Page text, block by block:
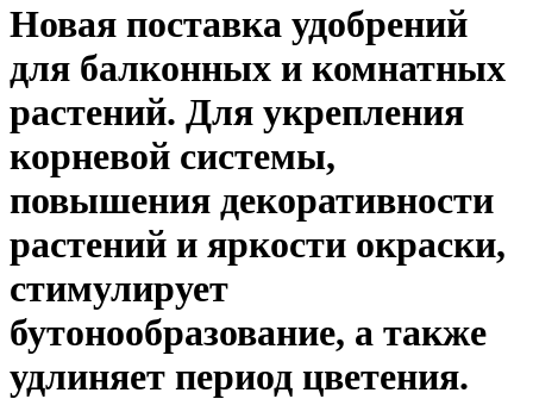
Новая поставка удобрений
для балконных и комнатных
растений. Для укрепления
корневой системы,
повышения декоративности
растений и яркости окраски,
стимулирует
бутонообразование, а также
удлиняет период цветения.